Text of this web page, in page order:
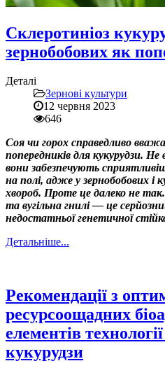
Склеротиніоз
зернобобових як
Деталі
Зернові культури
12 червня 2023
646
Соя чи горох справедливо
попередників для кукурудзи.
вони забезпечують
на полі, адже у зернобобових і
хвороб. Проте це далеко не
та вугільна гнилі — це
недостатньої генетичної
Детальніше...
Рекомендації з
ресурсоощадних
елементів
кукурудзи